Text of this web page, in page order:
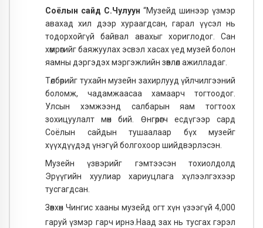
Соёлын сайд С.Чулуун “Музейд шинээр үзмэр
авахад хил дээр хураагдсан, гарал үүсэл нь
тодорхойгүй байвал авахыг хориглодог. Сан
хөмрөгийг баяжуулах эсвэл хасах үед музей болон
яамны дэргэдэх мэргэжлийн зөвлөл ажилладаг.
Төлбөрийг тухайн музейн захирлууд үйлчилгээний
боломж, чадамжаасаа хамаарч тогтоодог.
Улсын хэмжээнд салбарын яам тогтоох
зохицуулалт мөн бий. Өнгөрөгч есдүгээр сард
Соёлын сайдын тушаалаар бүх музейг
хүүхдүүдэд үнэгүй болгохоор шийдвэрлэсэн.
Музейн үзвэрийг гэмтээсэн тохиолдолд
Эрүүгийн хуулиар хариуцлага хүлээлгэхээр
тусгагдсан.
Зөвхөн Чингис хааны музейд огт хүн үзээгүй 4,000
гаруй үзмэр гарч ирнэ.Наад зах нь тусгах гэрэл